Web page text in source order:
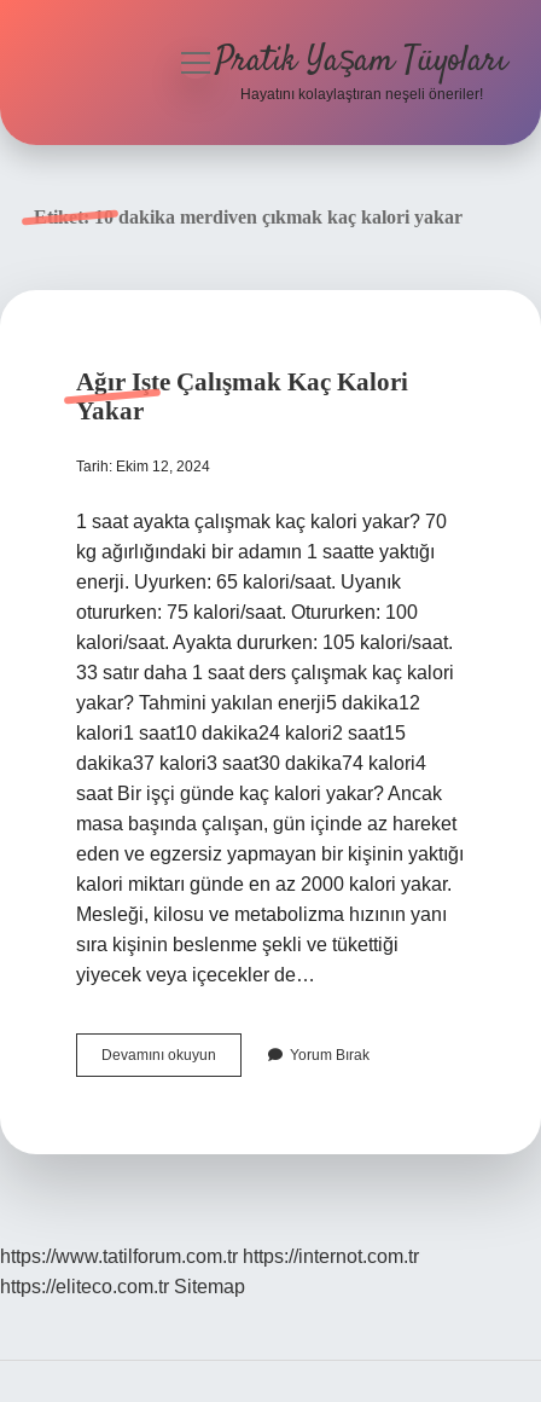
menüyü
Pratik Yaşam Tüyoları
Hayatını kolaylaştıran neşeli öneriler!
Etiket:10 dakika merdiven çıkmak kaç kalori yakar
Ağır Işte Çalışmak Kaç Kalori
Yakar
Tarih: Ekim 12, 2024
1 saat ayakta çalışmak kaç kalori yakar? 70
kg ağırlığındaki bir adamın 1 saatte yaktığı
enerji. Uyurken: 65 kalori/saat. Uyanık
otururken: 75 kalori/saat. Otururken: 100
kalori/saat. Ayakta dururken: 105 kalori/saat.
33 satır daha 1 saat ders çalışmak kaç kalori
yakar? Tahmini yakılan enerji5 dakika12
kalori1 saat10 dakika24 kalori2 saat15
dakika37 kalori3 saat30 dakika74 kalori4
saat Bir işçi günde kaç kalori yakar? Ancak
masa başında çalışan, gün içinde az hareket
eden ve egzersiz yapmayan bir kişinin yaktığı
kalori miktarı günde en az 2000 kalori yakar.
Mesleği, kilosu ve metabolizma hızının yanı
sıra kişinin beslenme şekli ve tükettiği
yiyecek veya içecekler de…
Devamını okuyun
Işte
Yorum Bırak
https://www.tatilforum.com.tr https://internot.com.tr
https://eliteco.com.tr Sitemap